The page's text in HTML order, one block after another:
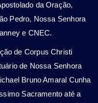
da Oração,
Pedro, Nossa Senhora
e CNEC.
de Corpus Christi
de Nossa Senhora
Bruno Amaral Cunha
Sacramento até a